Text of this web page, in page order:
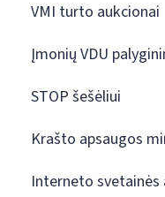
VMI turto aukcionai
Įmonių VDU
STOP šešėliui
Krašto apsaugos
Interneto